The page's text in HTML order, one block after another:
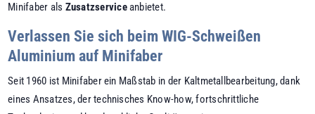
Minifaber als Zusatzserviceanbietet.
Verlassen Sie sich beim WIG-Schweißen
Aluminium auf Minifaber
Seit 1960 ist Minifaber ein Maßstab in der Kaltmetallbearbeitung, dank
eines Ansatzes, der technisches Know-how, fortschrittliche